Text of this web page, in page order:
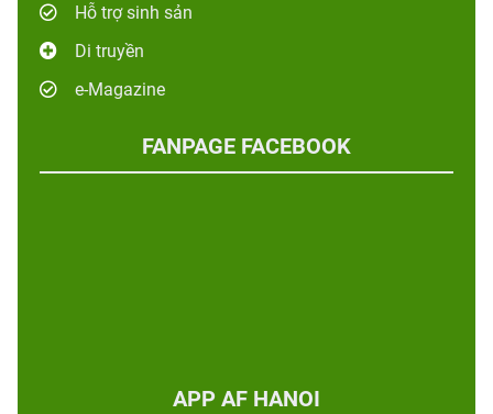
Hỗ trợ sinh sản
Di truyền
e-Magazine
FANPAGE FACEBOOK
APP AF HANOI